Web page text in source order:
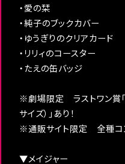
・愛の栞
・純子のブックカバー
・ゆうぎりのクリアカード
・リリィのコースター
・たえの缶バッジ
※劇場限定 ラストワン賞
サイズ）」あり！
※通販サイト限定 全種コン
▼メイジャー